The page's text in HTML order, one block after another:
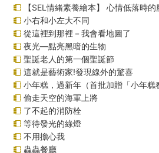
【SEL情緒素養繪本】 心情低落時
小右和小左大不同
從這裡到那裡－我會看地圖了
夜光—點亮黑暗的生物
聖誕老人的第一個聖誕節
這就是藝術家!發現線外的驚喜
小年糕，過新年（首批加贈「小年糕
偷走天空的海軍上將
了不起的消防栓
等待發光的綠燈
不用擔心我
蟲蟲餐廳